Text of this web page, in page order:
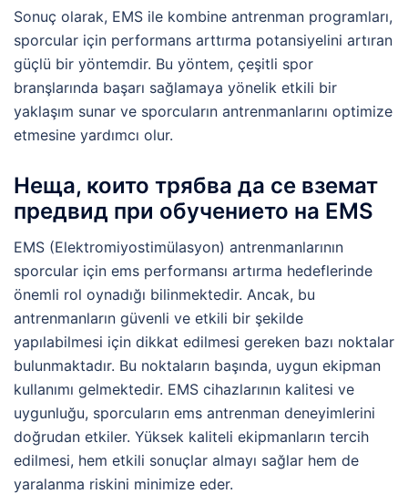
Sonuç olarak, EMS ile kombine antrenman programları,
sporcular için performans arttırma potansiyelini artıran
güçlü bir yöntemdir. Bu yöntem, çeşitli spor
branşlarında başarı sağlamaya yönelik etkili bir
yaklaşım sunar ve sporcuların antrenmanlarını optimize
etmesine yardımcı olur.
Неща, които трябва да се вземат
предвид при обучението на EMS
EMS (Elektromiyostimülasyon) antrenmanlarının
sporcular için ems performansı artırma hedeflerinde
önemli rol oynadığı bilinmektedir. Ancak, bu
antrenmanların güvenli ve etkili bir şekilde
yapılabilmesi için dikkat edilmesi gereken bazı noktalar
bulunmaktadır. Bu noktaların başında, uygun ekipman
kullanımı gelmektedir. EMS cihazlarının kalitesi ve
uygunluğu, sporcuların ems antrenman deneyimlerini
doğrudan etkiler. Yüksek kaliteli ekipmanların tercih
edilmesi, hem etkili sonuçlar almayı sağlar hem de
yaralanma riskini minimize eder.